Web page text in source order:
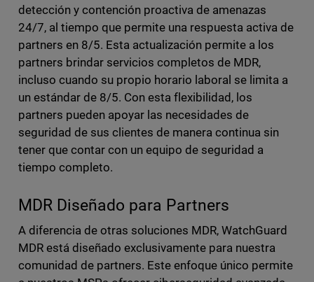
detección y contención proactiva de amenazas
24/7, al tiempo que permite una respuesta activa de
partners en 8/5. Esta actualización permite a los
partners brindar servicios completos de MDR,
incluso cuando su propio horario laboral se limita a
un estándar de 8/5. Con esta flexibilidad, los
partners pueden apoyar las necesidades de
seguridad de sus clientes de manera continua sin
tener que contar con un equipo de seguridad a
tiempo completo.
MDR Diseñado para Partners
A diferencia de otras soluciones MDR, WatchGuard
MDR está diseñado exclusivamente para nuestra
comunidad de partners. Este enfoque único permite